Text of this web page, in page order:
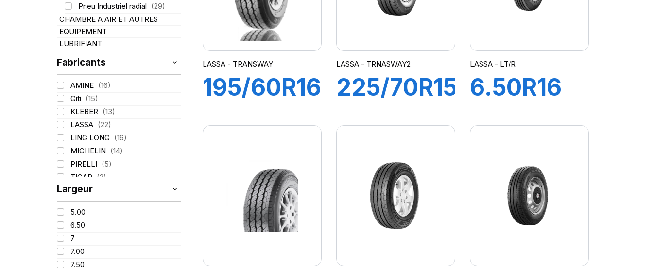
Pneu Industriel radial (29)
CHAMBRE A AIR ET AUTRES
EQUIPEMENT
LUBRIFIANT
Fabricants
AMINE (16)
Giti (15)
KLEBER (13)
LASSA (22)
LING LONG (16)
MICHELIN (14)
PIRELLI (5)
TIGAR
(2)
Largeur
5.00
6.50
7
7.00
7.50
LASSA - TRANSWAY
195/60R16C
LASSA - TRNASWAY2
225/70R15C
LASSA - LT/R
6.50R16